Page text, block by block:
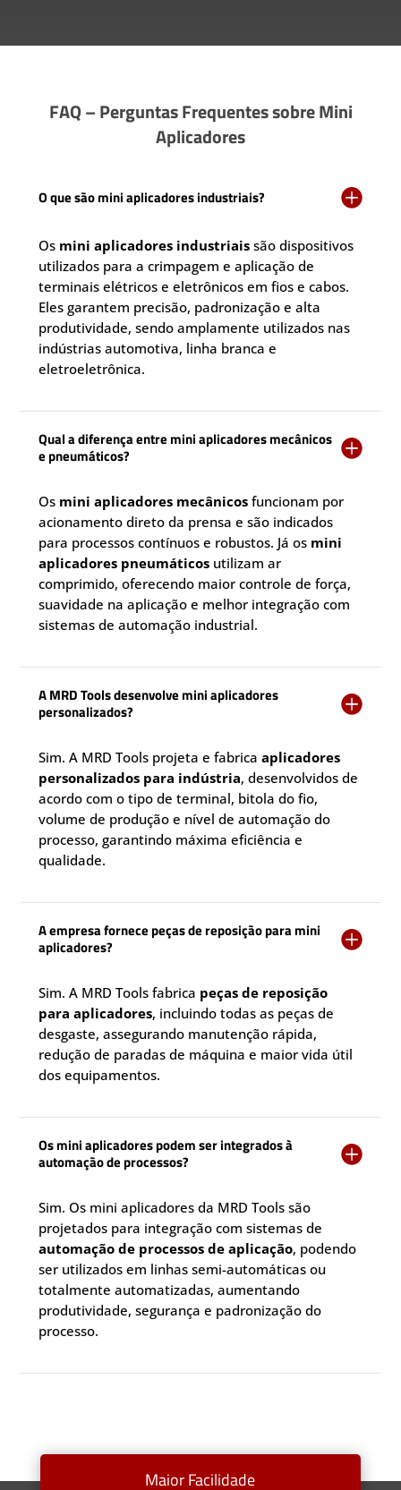
FAQ – Perguntas Frequentes sobre Mini
Aplicadores
O que são mini aplicadores industriais? 
Os mini aplicadores industriais são dispositivos
utilizados para a crimpagem e aplicação de
terminais elétricos e eletrônicos em fios e cabos.
Eles garantem precisão, padronização e alta
produtividade, sendo amplamente utilizados nas
indústrias automotiva, linha branca e
eletroeletrônica.
Qual a diferença entre mini aplicadores mecânicos
e pneumáticos?

Os mini aplicadores mecânicos funcionam por
acionamento direto da prensa e são indicados
para processos contínuos e robustos. Já os mini
aplicadores pneumáticos utilizam ar
comprimido, oferecendo maior controle de força,
suavidade na aplicação e melhor integração com
sistemas de automação industrial.
A MRD Tools desenvolve mini aplicadores
personalizados?

Sim. A MRD Tools projeta e fabricaaplicadores
personalizados para indústria, desenvolvidos de
acordo com o tipo de terminal, bitola do fio,
volume de produção e nível de automação do
processo, garantindo máxima eficiência e
qualidade.
A empresa fornece peças de reposição para mini
aplicadores?

Sim. A MRD Tools fabrica peças de reposição
para aplicadores, incluindo todas as peças de
desgaste, assegurando manutenção rápida,
redução de paradas de máquina e maior vida útil
dos equipamentos.
Os mini aplicadores podem ser integrados à
automação de processos?

Sim. Os mini aplicadores da MRD Tools são
projetados para integração com sistemas de
automação de processos de aplicação, podendo
ser utilizados em linhas semi-automáticas ou
totalmente automatizadas, aumentando
produtividade, segurança e padronização do
processo.
Maior Facilidade